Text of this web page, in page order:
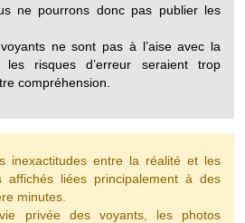
ne pourrons donc pas publier les
ne sont pas à l’aise avec la
risques d’erreur seraient trop
compréhension.
inexactitudes entre la réalité et les
affichés liées principalement à des
minutes.
privée des voyants, les photos